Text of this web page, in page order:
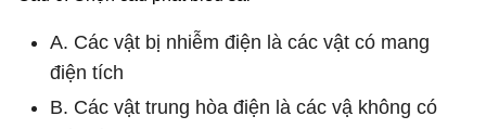
A. Các vật bị nhiễm điện là các vật có mang
điện tích
B. Các vật trung hòa điện là các vậ không có